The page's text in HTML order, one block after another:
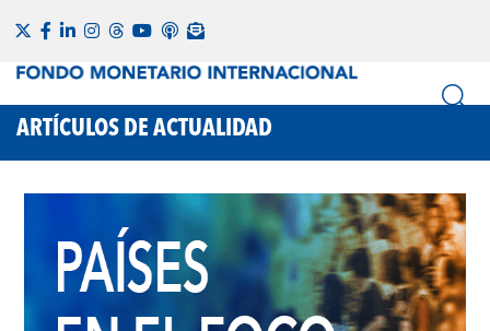
ARTÍCULOS DE ACTUALIDAD